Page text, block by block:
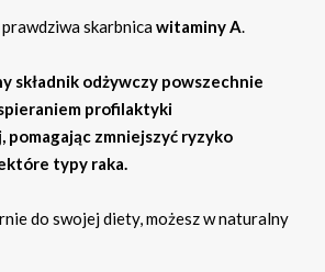
skarbnicawitaminy A.
składnik odżywczy powszechnie
profilaktyki
zmniejszyć ryzyko
typy raka.
do swojej diety, możesz w naturalny